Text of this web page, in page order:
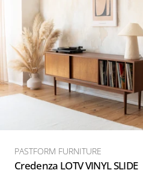
VENDITORE:
PASTFORM FURNITURE
TIPO:
Credenza LOTV VINYL SLIDE